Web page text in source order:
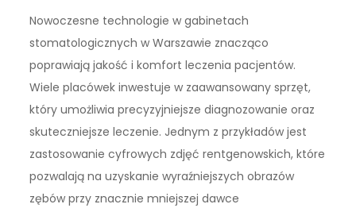
Nowoczesne technologie w gabinetach
stomatologicznych w Warszawie znacząco
poprawiają jakość i komfort leczenia pacjentów.
Wiele placówek inwestuje w zaawansowany sprzęt,
który umożliwia precyzyjniejsze diagnozowanie oraz
skuteczniejsze leczenie. Jednym z przykładów jest
zastosowanie cyfrowych zdjęć rentgenowskich, które
pozwalają na uzyskanie wyraźniejszych obrazów
zębów przy znacznie mniejszej dawce